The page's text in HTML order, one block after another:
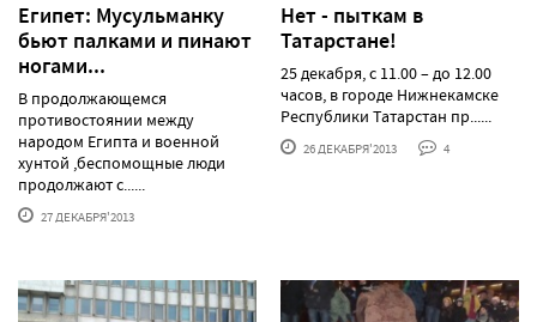
Египет: Мусульманку
бьют палками и пинают
ногами...
В продолжающемся
противостоянии между
народом Египта и военной
хунтой ,беспомощные люди
продолжают с......
27 ДЕКАБРЯ'2013
Нет - пыткам в
Татарстане!
25 декабря, с 11.00 – до 12.00
часов, в городе Нижнекамске
Республики Татарстан пр......
26 ДЕКАБРЯ'2013 4